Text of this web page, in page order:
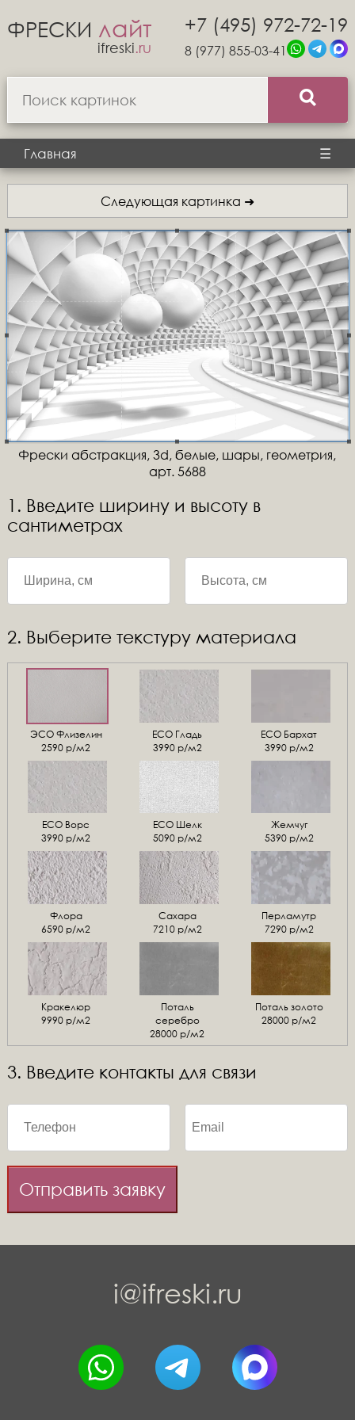
ФРЕСКИ лайт
ifreski.ru
+7 (495) 972-72-19
8 (977) 855-03-41
Главная ☰
Следующая картинка ➜
Фрески абстракция, 3d, белые, шары, геометрия,
арт. 5688
1. Введите ширину и высоту в
сантиметрах
2. Выберите текстуру материала
ЭСО Флизелин
2590 р/м2
ЕСО Гладь
3990 р/м2
ECO Бархат
3990 р/м2
ЕСО Ворс
3990 р/м2
ЕСО Шелк
5090 р/м2
Жемчуг
5390 р/м2
Флора
6590 р/м2
Сахара
7210 р/м2
Перламутр
7290 р/м2
Кракелюр
9990 р/м2
Поталь
серебро
28000 р/м2
Поталь золото
28000 р/м2
3. Введите контакты для связи
Отправить заявку
i@ifreski.ru